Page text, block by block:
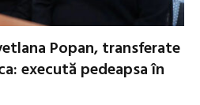
Popan, transferate
execută pedeapsa în